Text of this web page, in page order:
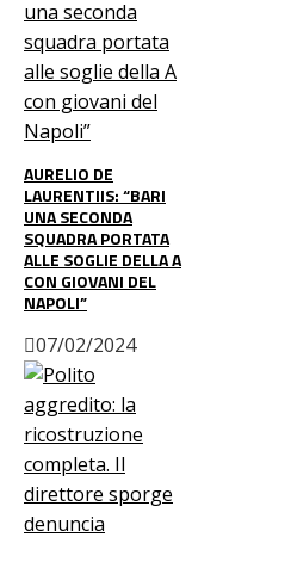
AURELIO DE
LAURENTIIS: “BARI
UNA SECONDA
SQUADRA PORTATA
ALLE SOGLIE DELLA A
CON GIOVANI DEL
NAPOLI”
07/02/2024